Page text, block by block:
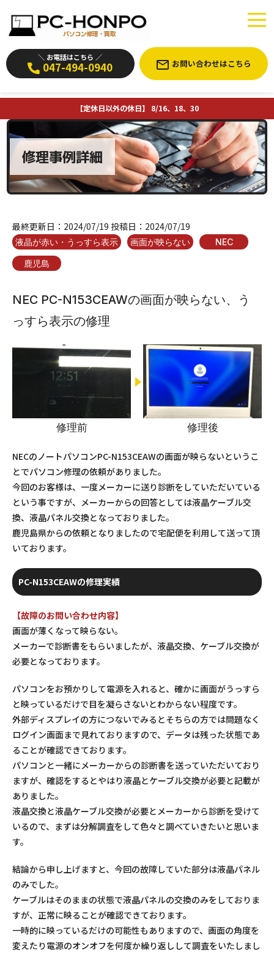
＼ お電話はこちら ／
047-494-0940 お問い合わせはこちら
【定休日以外の休日】 8/16、18、30
修理事例詳細
最終更新日： 2024/07/19 投稿日： 2024/07/19
液晶が赤い・うっすら表示 画面が映らない NEC
鹿児島
NEC PC-N153CEAWの画面が映らない、う
っすら表示の修理
修理前 修理後
NECのノートパソコンPC-N153CEAWの画面が映らないというこ
とでパソコン修理の依頼がありました。
今回のお客様は、一度メーカーに送り診断をしていただいている
という事ですが、メーカーからの回答としては液晶ケーブル交
換、液晶パネル交換となっておりました。
鹿児島県からの依頼となりましたので宅配便を利用して送って頂
いております。
PC-N153CEAWの修理実績
【故障のお問い合わせ内容】
画面が薄くなって映らない。
メーカーで診断書をもらいましたが、液晶交換、ケーブル交換が
必要となっております。
パソコンをお預かりして電源を入れると、確かに画面がうっすら
と映っているだけで目を凝らさないとわからない程度です。
外部ディスプレイの方につないでみるとそちらの方では問題なく
ログイン画面まで見れておりますので、データは残った状態であ
ることが確認できております。
パソコンと一緒にメーカーからの診断書を送っていただいており
ますが、確認をするとやはり液晶とケーブル交換が必要と記載が
ありました。
液晶交換と液晶ケーブル交換が必要とメーカーから診断を受けて
いるので、まずは分解調査をして色々と調べていきたいと思いま
す。
結論から申し上げますと、今回の故障していた部分は液晶パネル
のみでした。
ケーブルはそのままの状態で液晶パネルの交換のみをしておりま
すが、正常に映ることが確認できております。
一時的に映っているだけの可能性もありますので、画面の角度を
変えたり電源のオンオフを何度か繰り返しして調査をいたしまし